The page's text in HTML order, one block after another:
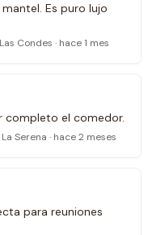
Es puro lujo
Condes · hace 1 mes
completo el comedor.
Serena · hace 2 meses
para reuniones